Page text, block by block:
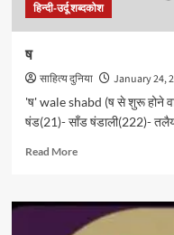
हिन्दी-उर्दू शब्दकोश
ष
साहित्य दुनिया January 24,
'ष' wale shabd (ष से शुरू होने
षंड(21)- साँड षंडाली(222)-
Read MoreRead
ष